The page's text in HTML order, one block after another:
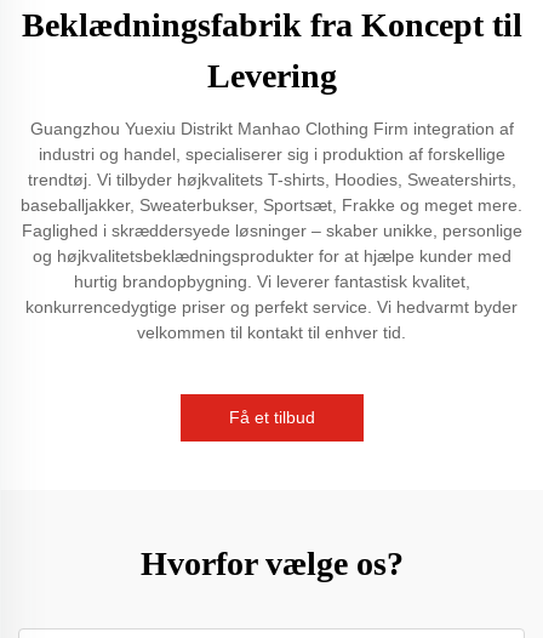
Beklædningsfabrik fra Koncept til
Levering
Guangzhou Yuexiu Distrikt Manhao Clothing Firm integration af
industri og handel, specialiserer sig i produktion af forskellige
trendtøj. Vi tilbyder højkvalitets T-shirts, Hoodies, Sweatershirts,
baseballjakker, Sweaterbukser, Sportsæt, Frakke og meget mere.
Faglighed i skræddersyede løsninger – skaber unikke, personlige
og højkvalitetsbeklædningsprodukter for at hjælpe kunder med
hurtig brandopbygning. Vi leverer fantastisk kvalitet,
konkurrencedygtige priser og perfekt service. Vi hedvarmt byder
velkommen til kontakt til enhver tid.
Få et tilbud
Hvorfor vælge os?